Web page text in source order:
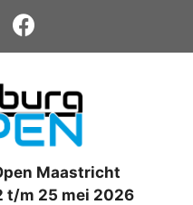
Maastricht
t/m 25 mei 2026